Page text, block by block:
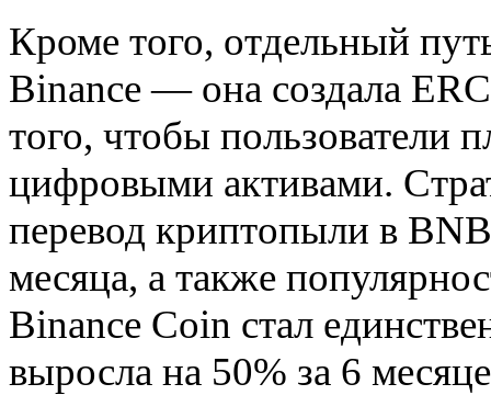
Кроме того, отдельный
Binance — она создала
того, чтобы пользователи
цифровыми активами.
перевод криптопыли в
месяца, а также
Binance Coin стал
выросла на 50% за 6